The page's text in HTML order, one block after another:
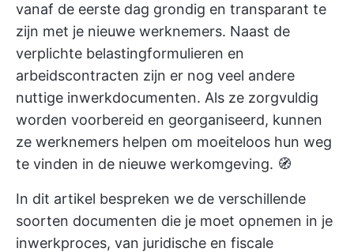
vanaf de eerste dag grondig en transparant te
zijn met je nieuwe werknemers. Naast de
verplichte belastingformulieren en
arbeidscontracten zijn er nog veel andere
nuttige inwerkdocumenten. Als ze zorgvuldig
worden voorbereid en georganiseerd, kunnen
ze werknemers helpen om moeiteloos hun weg
te vinden in de nieuwe werkomgeving. 🧭
In dit artikel bespreken we de verschillende
soorten documenten die je moet opnemen in je
inwerkproces, van juridische en fiscale